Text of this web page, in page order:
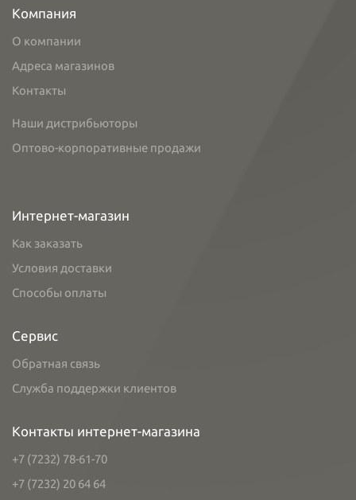
Компания
О компании
Адреса магазинов
Контакты
Наши дистрибьюторы
Оптово-корпоративные продажи
Интернет-магазин
Как заказать
Условия доставки
Способы оплаты
Сервис
Обратная связь
Служба поддержки клиентов
Контакты интернет-магазина
+7 (7232) 78-61-70
+7 (7232) 20 64 64